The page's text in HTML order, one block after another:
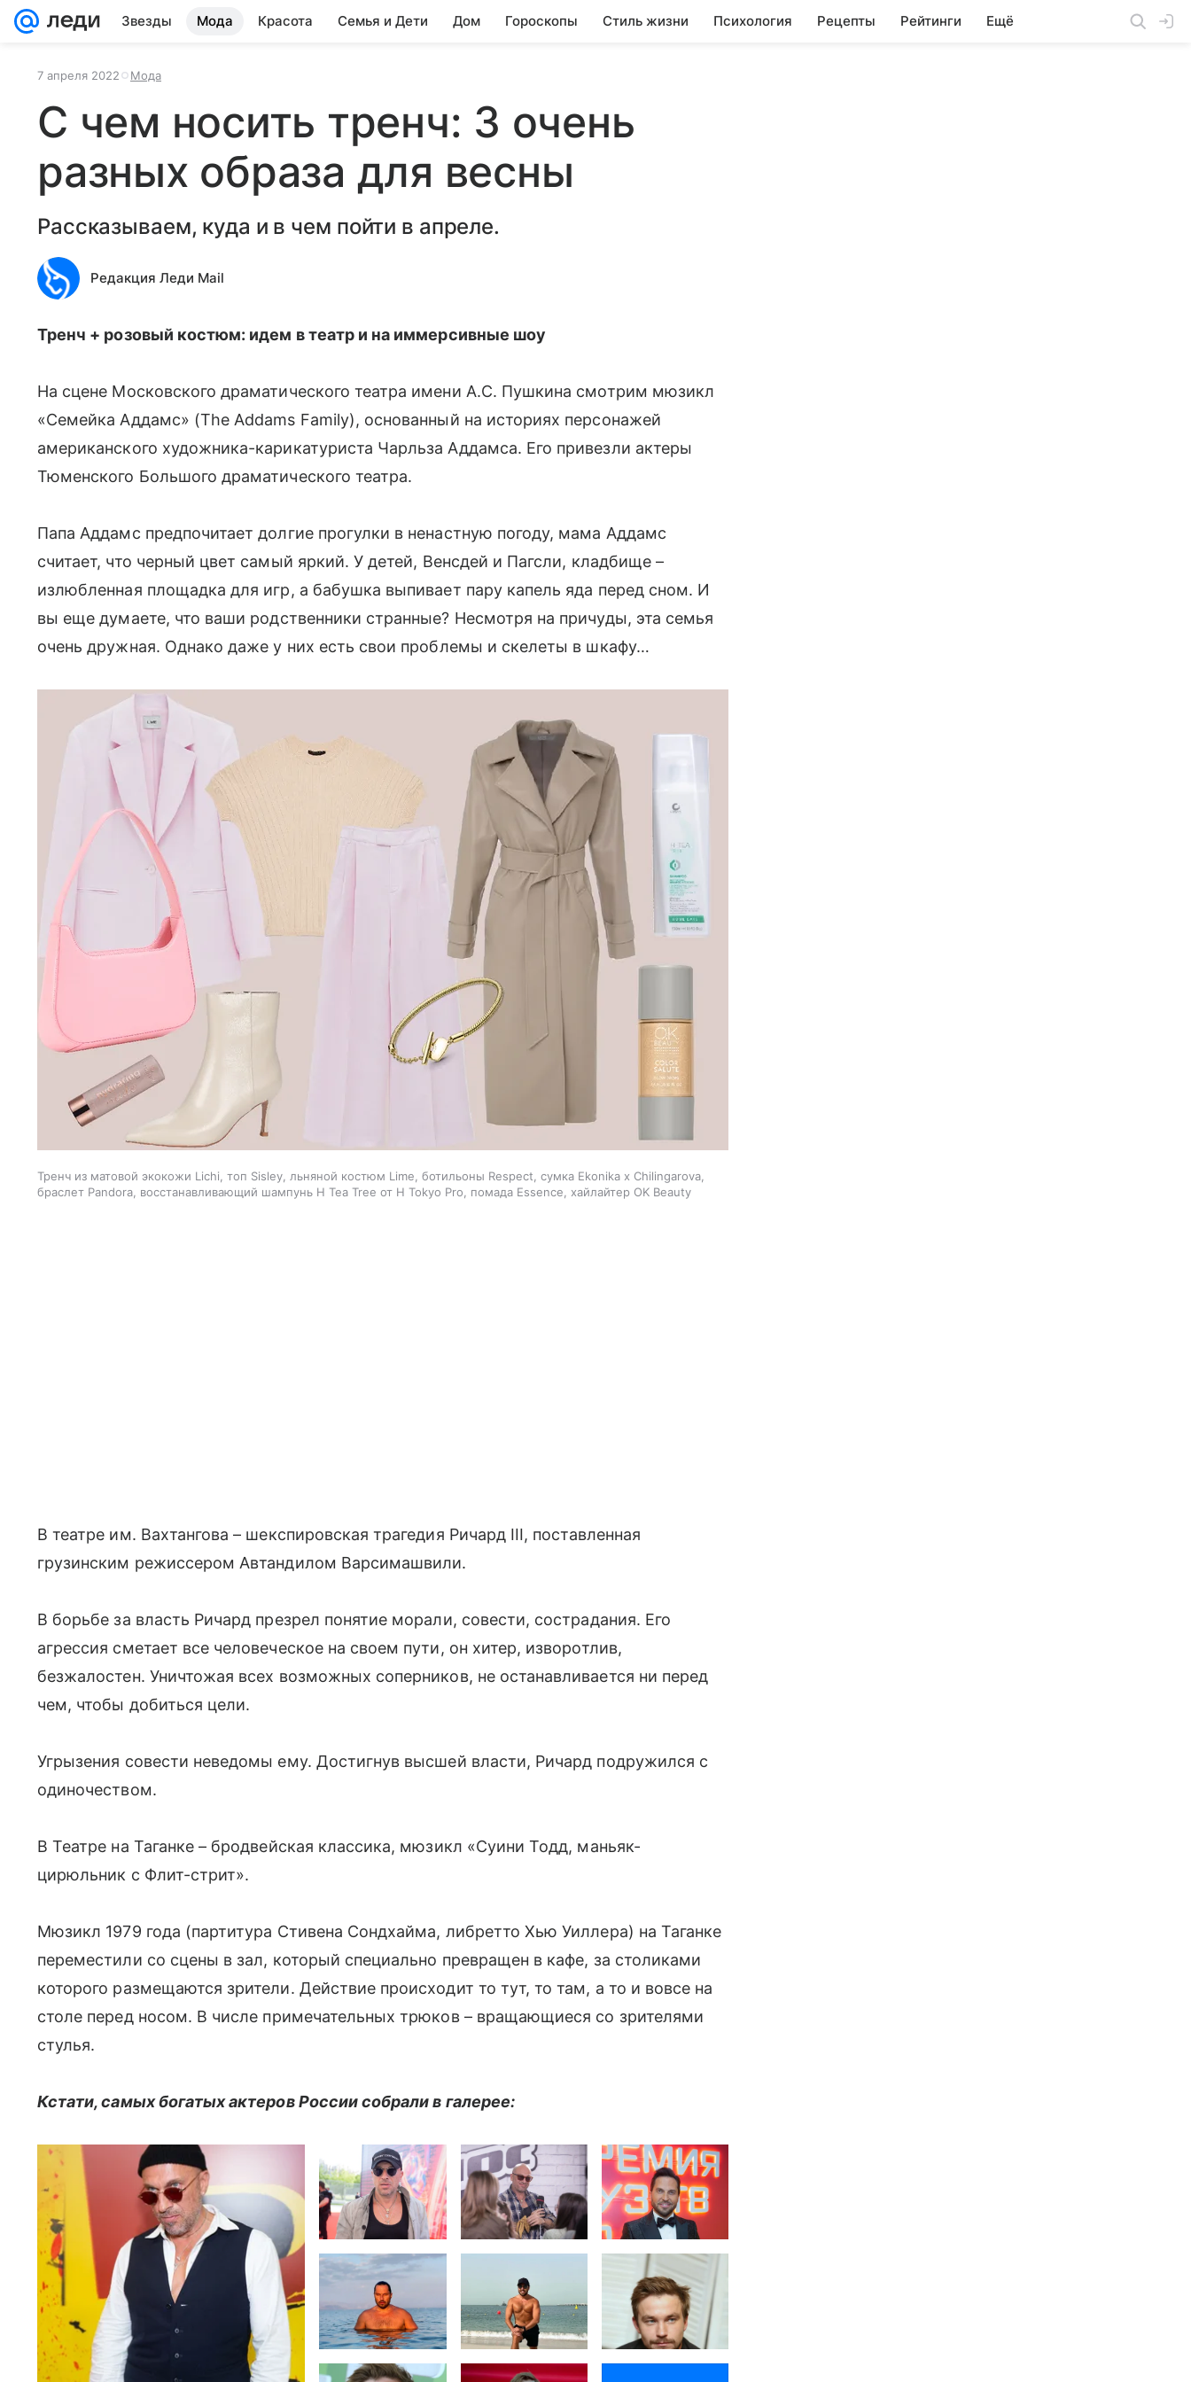
Звезды Мода Красота Семья и Дети Дом Гороскопы Стиль жизни Психология Рецепты Рейтинги Ещё
7 апреля 2022 Мода
С чем носить тренч: 3 очень
разных образа для весны
Рассказываем, куда и в чем пойти в апреле.
Редакция Леди Mail
Тренч + розовый костюм: идем в театр и на иммерсивные шоу
На сцене Московского драматического театра имени А.С. Пушкина смотрим мюзикл
«Семейка Аддамс» (The Addams Family), основанный на историях персонажей
американского художника-карикатуриста Чарльза Аддамса. Его привезли актеры
Тюменского Большого драматического театра.
Папа Аддамс предпочитает долгие прогулки в ненастную погоду, мама Аддамс
считает, что черный цвет самый яркий. У детей, Венсдей и Пагсли, кладбище –
излюбленная площадка для игр, а бабушка выпивает пару капель яда перед сном. И
вы еще думаете, что ваши родственники странные? Несмотря на причуды, эта семья
очень дружная. Однако даже у них есть свои проблемы и скелеты в шкафу…
Тренч из матовой экокожи Lichi, топ Sisley, льняной костюм Lime, ботильоны Respect, сумка Ekonika x Chilingarova,
браслет Pandora, восстанавливающий шампунь H Tea Tree от H Tokyo Pro, помада Essence, хайлайтер OK Beauty
В театре им. Вахтангова – шекспировская трагедия Ричард III, поставленная
грузинским режиссером Автандилом Варсимашвили.
В борьбе за власть Ричард презрел понятие морали, совести, сострадания. Его
агрессия сметает все человеческое на своем пути, он хитер, изворотлив,
безжалостен. Уничтожая всех возможных соперников, не останавливается ни перед
чем, чтобы добиться цели.
Угрызения совести неведомы ему. Достигнув высшей власти, Ричард подружился с
одиночеством.
В Театре на Таганке – бродвейская классика, мюзикл «Суини Тодд, маньяк-
цирюльник с Флит-стрит».
Мюзикл 1979 года (партитура Стивена Сондхайма, либретто Хью Уиллера) на Таганке
переместили со сцены в зал, который специально превращен в кафе, за столиками
которого размещаются зрители. Действие происходит то тут, то там, а то и вовсе на
столе перед носом. В числе примечательных трюков – вращающиеся со зрителями
стулья.
Кстати, самых богатых актеров России собрали в галерее: